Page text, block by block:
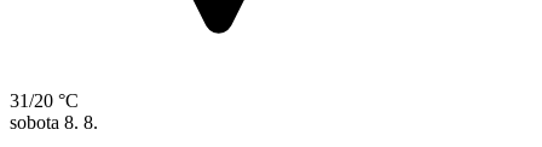
31/20 °C
sobota 8. 8.